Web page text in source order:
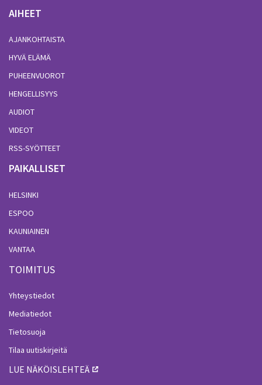
AIHEET
AJANKOHTAISTA
HYVÄ ELÄMÄ
PUHEENVUOROT
HENGELLISYYS
AUDIOT
VIDEOT
RSS-SYÖTTEET
PAIKALLISET
HELSINKI
ESPOO
KAUNIAINEN
VANTAA
TOIMITUS
Yhteystiedot
Mediatiedot
Tietosuoja
Tilaa uutiskirjeitä
LUE NÄKÖISLEHTEÄ